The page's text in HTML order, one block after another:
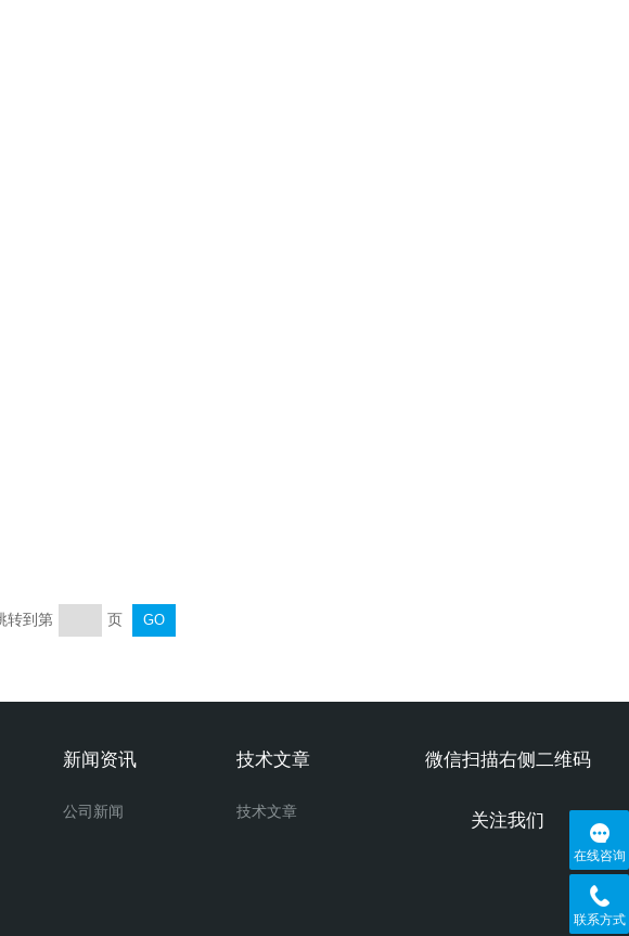
转到第 页
微信扫描右侧二维码
关注我们
新闻资讯
公司新闻
技术文章
技术文章
在线咨询
联系方式